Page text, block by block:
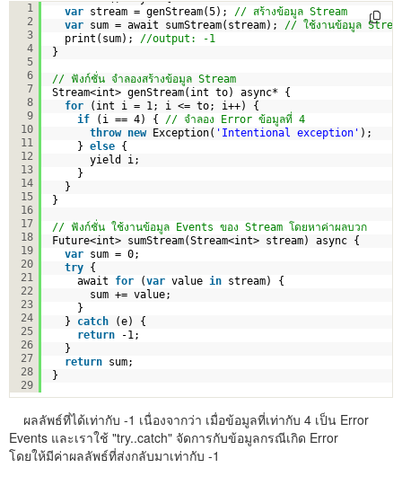
1
2
3
4
5
6
7
8
9
10
11
12
13
14
15
16
17
18
19
20
21
22
23
24
25
26
27
28
29
var stream = genStream(5); // สร้างข้อมูล Stream
var sum = await sumStream(stream); // ใช้งานข้อมูล
print(sum); //output: -1
}
// ฟังก์ชั่น จำลองสร้างข้อมูล Stream
Stream<int> genStream(int to) async* {
for
(int i = 1; i <= to; i++) {
if
(i == 4) { // จำลอง Error ข้อมูลที่ 4
throw new Exception( 'Intentional exception' );
} else {
yield i;
}
}
}
// ฟังก์ชั่น ใช้งานข้อมูล Events ของ Stream โดยหาค่าผลบวก
Future<int> sumStream(Stream<int> stream) async {
var sum = 0;
try {
await for (var value in stream) {
sum += value;
}
} catch
(e) {
return
-1;
}
return sum;
}
ผลลัพธ์ที่ได้เท่ากับ -1 เนื่องจากว่า เมื่อข้อมูลที่เท่ากับ 4 เป็น Error
Events และเราใช้ "try..catch" จัดการกับข้อมูลกรณีเกิด Error
โดยให้มีค่าผลลัพธ์ที่ส่งกลับมาเท่ากับ -1